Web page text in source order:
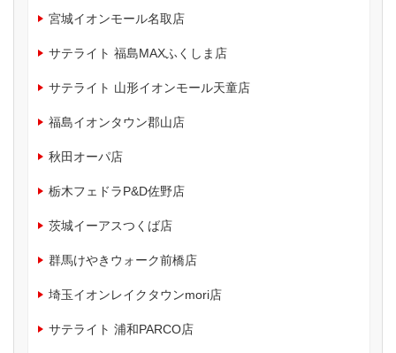
宮城イオンモール名取店
サテライト 福島MAXふくしま店
サテライト 山形イオンモール天童店
福島イオンタウン郡山店
秋田オーパ店
栃木フェドラP&D佐野店
茨城イーアスつくば店
群馬けやきウォーク前橋店
埼玉イオンレイクタウンmori店
サテライト 浦和PARCO店